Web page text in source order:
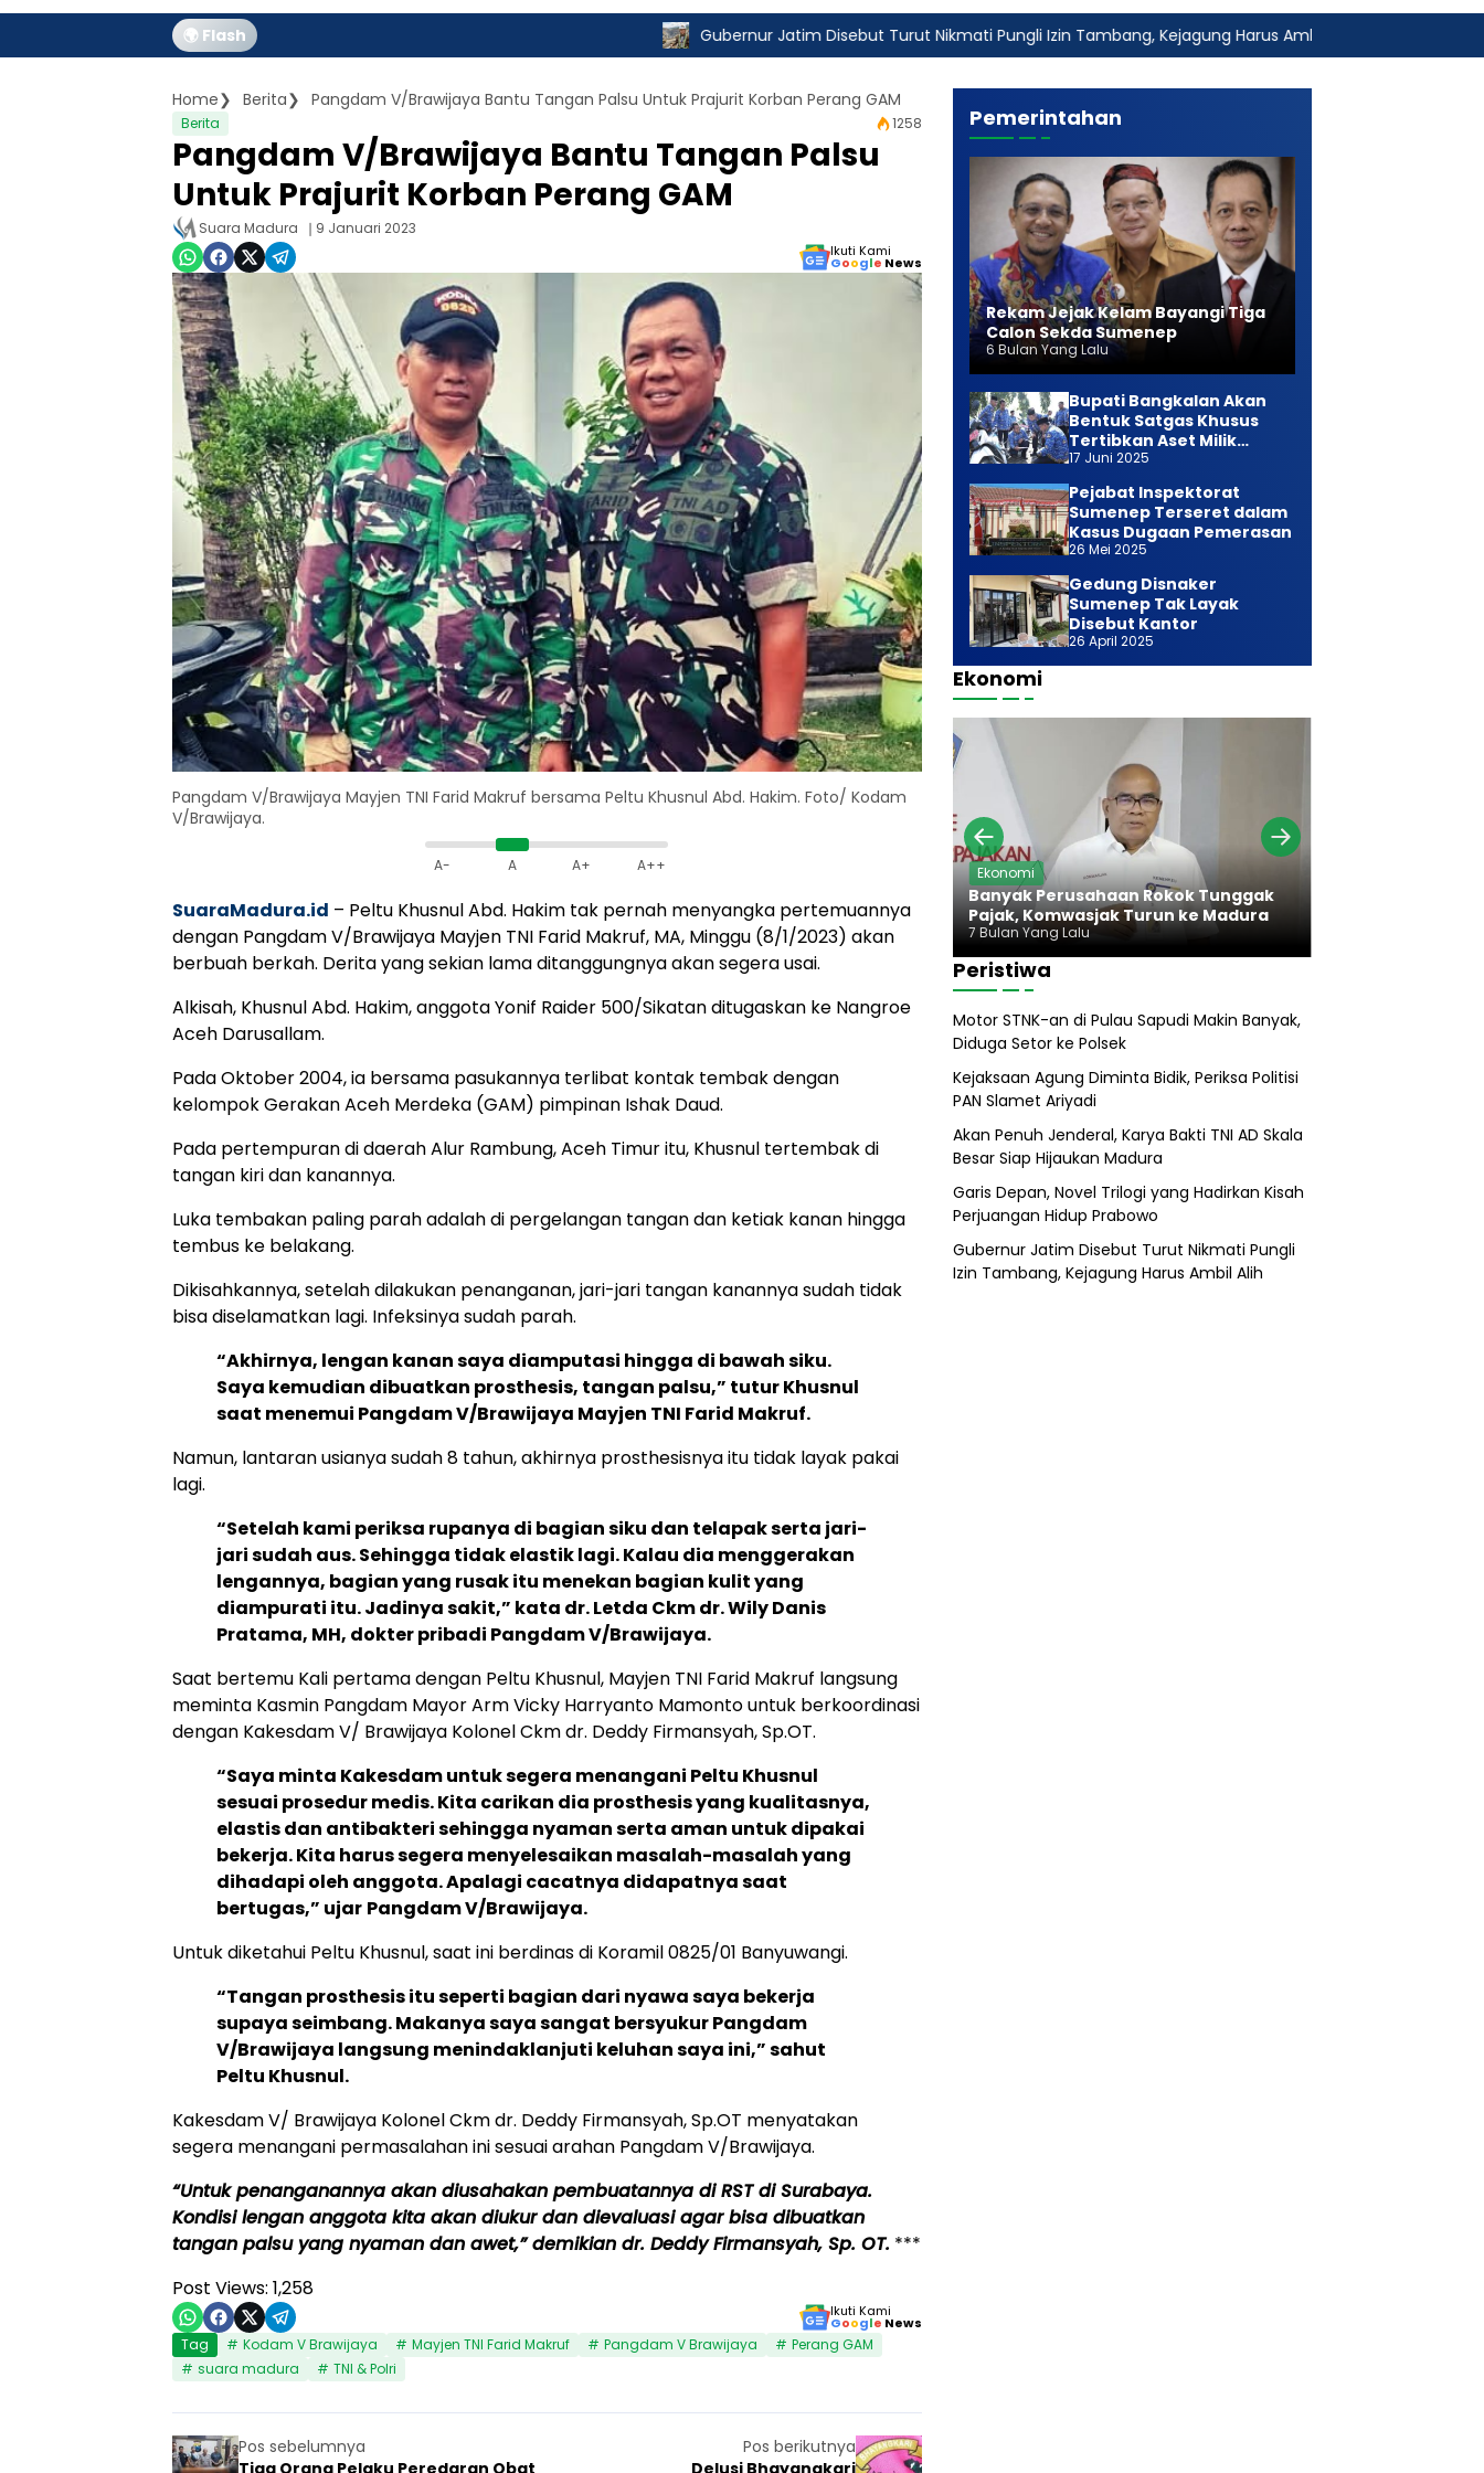
🌍 Flash Gubernur Jatim Disebut Turut Nikmati Pungli Izin Tambang, Kejagung Harus Ambil Alih Fakta Baru Dugaan
Home Berita Pangdam V/Brawijaya Bantu Tangan Palsu Untuk Prajurit Korban Perang GAM
Berita 1258
Pangdam V/Brawijaya Bantu Tangan Palsu
Untuk Prajurit Korban Perang GAM
Suara Madura 9 Januari 2023
Ikuti Kami
Google News
Pangdam V/Brawijaya Mayjen TNI Farid Makruf bersama Peltu Khusnul Abd. Hakim. Foto/ Kodam
V/Brawijaya.
A- A A+ A++
SuaraMadura.id – Peltu Khusnul Abd. Hakim tak pernah menyangka pertemuannya
dengan Pangdam V/Brawijaya Mayjen TNI Farid Makruf, MA, Minggu (8/1/2023) akan
berbuah berkah. Derita yang sekian lama ditanggungnya akan segera usai.
Alkisah, Khusnul Abd. Hakim, anggota Yonif Raider 500/Sikatan ditugaskan ke Nangroe
Aceh Darusallam.
Pada Oktober 2004, ia bersama pasukannya terlibat kontak tembak dengan
kelompok Gerakan Aceh Merdeka (GAM) pimpinan Ishak Daud.
Pada pertempuran di daerah Alur Rambung, Aceh Timur itu, Khusnul tertembak di
tangan kiri dan kanannya.
Luka tembakan paling parah adalah di pergelangan tangan dan ketiak kanan hingga
tembus ke belakang.
Dikisahkannya, setelah dilakukan penanganan, jari-jari tangan kanannya sudah tidak
bisa diselamatkan lagi. Infeksinya sudah parah.
“Akhirnya, lengan kanan saya diamputasi hingga di bawah siku.
Saya kemudian dibuatkan prosthesis, tangan palsu,” tutur Khusnul
saat menemui Pangdam V/Brawijaya Mayjen TNI Farid Makruf.
Namun, lantaran usianya sudah 8 tahun, akhirnya prosthesisnya itu tidak layak pakai
lagi.
“Setelah kami periksa rupanya di bagian siku dan telapak serta jari-
jari sudah aus. Sehingga tidak elastik lagi. Kalau dia menggerakan
lengannya, bagian yang rusak itu menekan bagian kulit yang
diampurati itu. Jadinya sakit,” kata dr. Letda Ckm dr. Wily Danis
Pratama, MH, dokter pribadi Pangdam V/Brawijaya.
Saat bertemu Kali pertama dengan Peltu Khusnul, Mayjen TNI Farid Makruf langsung
meminta Kasmin Pangdam Mayor Arm Vicky Harryanto Mamonto untuk berkoordinasi
dengan Kakesdam V/ Brawijaya Kolonel Ckm dr. Deddy Firmansyah, Sp.OT.
“Saya minta Kakesdam untuk segera menangani Peltu Khusnul
sesuai prosedur medis. Kita carikan dia prosthesis yang kualitasnya,
elastis dan antibakteri sehingga nyaman serta aman untuk dipakai
bekerja. Kita harus segera menyelesaikan masalah-masalah yang
dihadapi oleh anggota. Apalagi cacatnya didapatnya saat
bertugas,” ujar Pangdam V/Brawijaya.
Untuk diketahui Peltu Khusnul, saat ini berdinas di Koramil 0825/01 Banyuwangi.
“Tangan prosthesis itu seperti bagian dari nyawa saya bekerja
supaya seimbang. Makanya saya sangat bersyukur Pangdam
V/Brawijaya langsung menindaklanjuti keluhan saya ini,” sahut
Peltu Khusnul.
Kakesdam V/ Brawijaya Kolonel Ckm dr. Deddy Firmansyah, Sp.OT menyatakan
segera menangani permasalahan ini sesuai arahan Pangdam V/Brawijaya.
“Untuk penanganannya akan diusahakan pembuatannya di RST di Surabaya.
Kondisi lengan anggota kita akan diukur dan dievaluasi agar bisa dibuatkan
tangan palsu yang nyaman dan awet,” demikian dr. Deddy Firmansyah, Sp. OT. ***
Post Views: 1,258
Ikuti Kami
Google News
Tag Kodam V Brawijaya Mayjen TNI Farid Makruf Pangdam V Brawijaya
Perang GAM
suara madura
TNI & Polri
Pos sebelumnya
Pos berikutnya
Pemerintahan
Rekam Jejak Kelam Bayangi Tiga
Calon Sekda Sumenep
6 Bulan Yang Lalu
Bupati Bangkalan Akan
Bentuk Satgas Khusus
Tertibkan Aset Milik
Daerah
17 Juni 2025
Pejabat Inspektorat
Sumenep Terseret dalam
Kasus Dugaan Pemerasan
26 Mei 2025
Gedung Disnaker
Sumenep Tak Layak
Disebut Kantor
26 April 2025
Ekonomi
Ekonomi
Banyak Perusahaan Rokok Tunggak
Pajak, Komwasjak Turun ke Madura
7 Bulan Yang Lalu
Peristiwa
Motor STNK-an di Pulau Sapudi Makin Banyak,
Diduga Setor ke Polsek
Kejaksaan Agung Diminta Bidik, Periksa Politisi
PAN Slamet Ariyadi
Akan Penuh Jenderal, Karya Bakti TNI AD Skala
Besar Siap Hijaukan Madura
Garis Depan, Novel Trilogi yang Hadirkan Kisah
Perjuangan Hidup Prabowo
Gubernur Jatim Disebut Turut Nikmati Pungli
Izin Tambang, Kejagung Harus Ambil Alih